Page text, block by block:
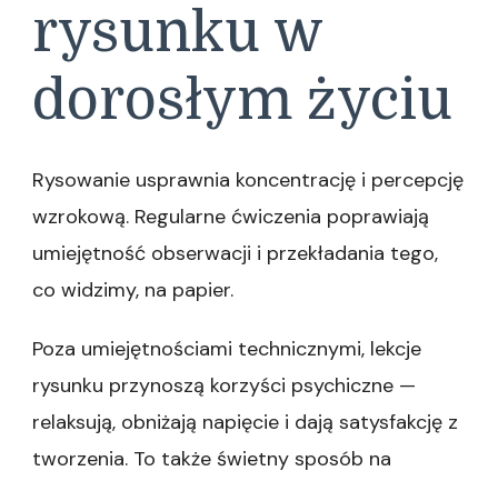
rysunku w
dorosłym życiu
Rysowanie usprawnia koncentrację i percepcję
wzrokową. Regularne ćwiczenia poprawiają
umiejętność obserwacji i przekładania tego,
co widzimy, na papier.
Poza umiejętnościami technicznymi, lekcje
rysunku przynoszą korzyści psychiczne —
relaksują, obniżają napięcie i dają satysfakcję z
tworzenia. To także świetny sposób na